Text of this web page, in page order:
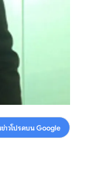
าวโปรดบน Google